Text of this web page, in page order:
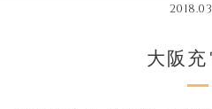
大阪充